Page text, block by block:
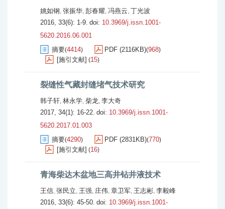
姚如钢, 张振华, 彭春耀, 冯燕云, 丁光波
2016, 33(6): 1-9. doi: 10.3969/j.issn.1001-
5620.2016.06.001
摘要(4414) PDF (2116KB)(968)
[施引文献] (15)
裂缝性气藏封缝堵气技术研究
韩子轩, 林永学, 柴龙, 李大奇
2017, 34(1): 16-22. doi: 10.3969/j.issn.1001-
5620.2017.01.003
摘要(4290) PDF (2831KB)(770)
[施引文献] (16)
青海柴达木盆地三高井钻井液技术
王信, 张民立, 王强, 庄伟, 章卫军, 王志彬, 李毅峰
2016, 33(6): 45-50. doi: 10.3969/j.issn.1001-